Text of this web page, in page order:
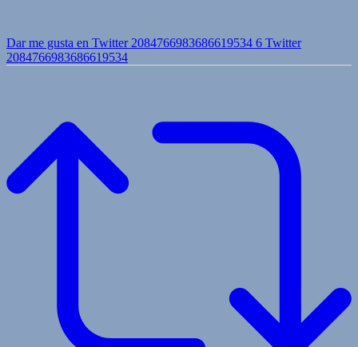
Dar me gusta en Twitter 2084766983686619534 6 Twitter
2084766983686619534